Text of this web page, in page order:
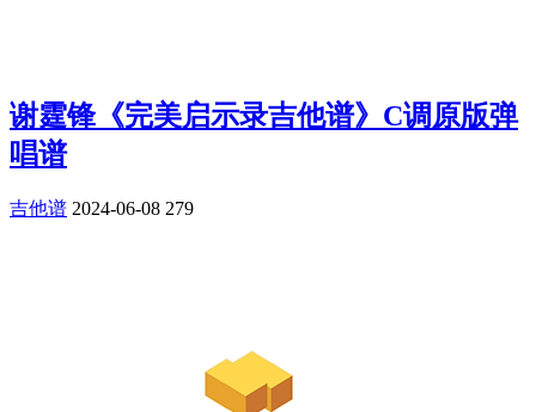
谢霆锋《完美启示录吉他谱》C调原版弹
唱谱
吉他谱 2024-06-08 279